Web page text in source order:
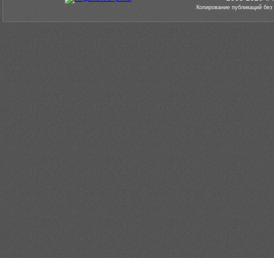
Копирование публикаций